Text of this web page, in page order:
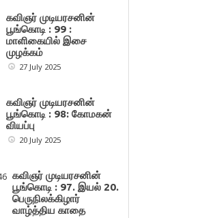
கவிஞர் முடியரசனின்
பூங்கொடி : 99 :
மாளிகையில் இசை
முழக்கம்
27 July 2025
கவிஞர் முடியரசனின்
பூங்கொடி : 98: கோமகன்
வியப்பு
20 July 2025
கவிஞர் முடியரசனின்
பூங்கொடி : 97. இயல் 20.
பெருநிலக்கிழார்
வாழ்த்திய காதை